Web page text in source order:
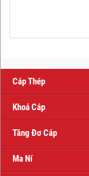
Cáp Thép
Khoá Cáp
Tăng Đơ Cáp
Ma Ní